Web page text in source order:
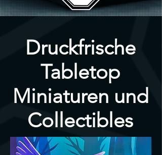
Druckfrische
Tabletop
Miniaturen und
Collectibles